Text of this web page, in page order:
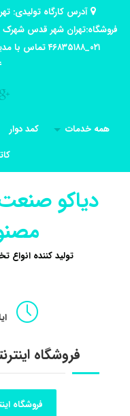
همه خدمات کمد دوار
دیاکو صنعت
تولید کننده
فروشگاه
فروشگاه